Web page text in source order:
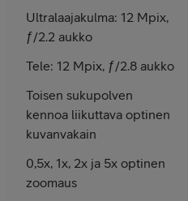
Ultralaajakulma: 12 Mpix,
ƒ/2.2 aukko
Tele: 12 Mpix, ƒ/2.8 aukko
Toisen suku­polven
kennoa liikuttava optinen
kuvan­vakain
0,5x, 1x, 2x ja 5x optinen
zoomaus